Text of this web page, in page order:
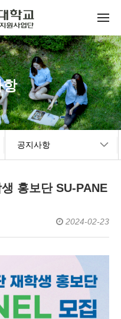
항
공지사항
홍보단 SU-PANE
2024-02-23